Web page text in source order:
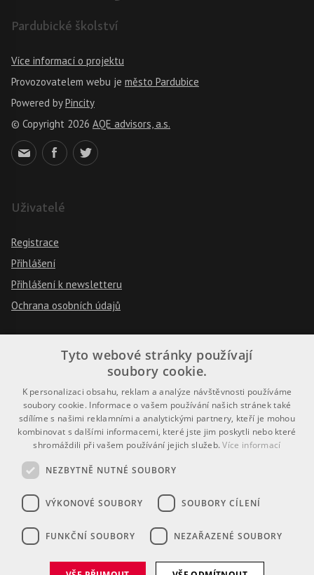
Pardubické školství
Více informací o projektu
Provozovatelem webu je město Pardubice
Powered byPincity
© Copyright 2026 AQE advisors, a.s.
Uživatelé
Registrace
Přihlášení
Přihlášení k newsletteru
Ochrana osobních údajů
Návod k použití
Podmínky použití
Prohlášení o přístupnosti
Je i vaše školství inspirativní a plné
Tyto webové stránky používají
soubory cookie.
K personalizaci obsahu, reklam a analýze návštěvnosti používáme
soubory cookie. Informace o vašem používání našich stránek také
sdílíme s našimi reklamními a analytickými partnery, kteří je mohou
kombinovat s dalšími informacemi, které jste jim poskytli nebo které
shromáždili při vašem používání jejich služeb.Více informací
NEZBYTNĚ NUTNÉ SOUBORY
VÝKONOVÉ SOUBORY SOUBORY CÍLENÍ
FUNKČNÍ SOUBORY NEZAŘAZENÉ SOUBORY